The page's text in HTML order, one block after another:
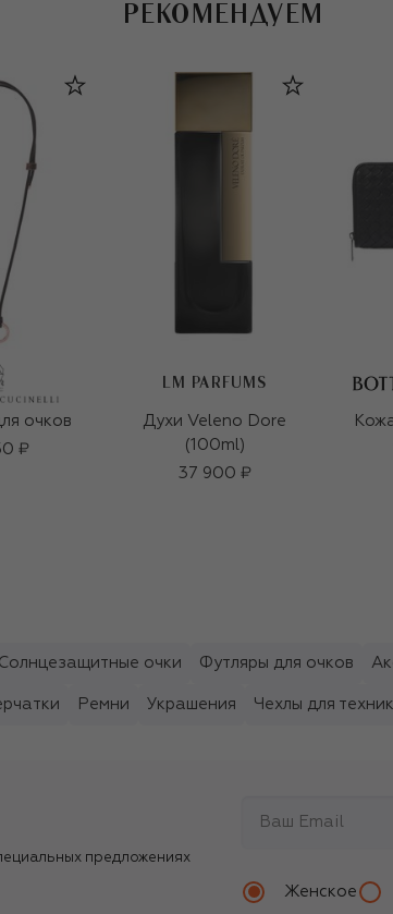
РЕКОМЕНДУЕМ
очков
₽
LM PARFUMS
Духи Veleno Dore
(100ml)
37 900 ₽
Солнцезащитные очки Футляры для очков
Ремни Украшения Чехлы для
предложениях
Женское